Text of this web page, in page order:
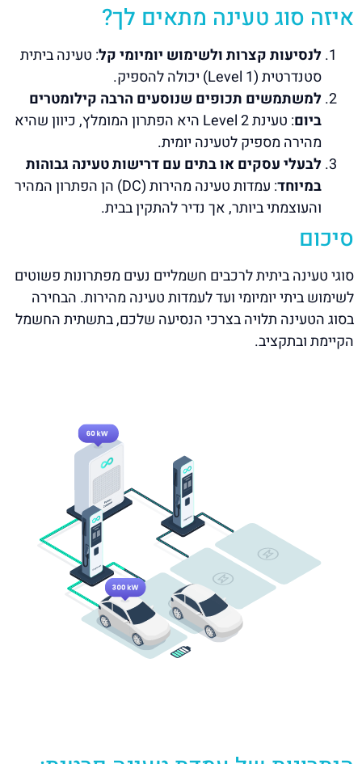
איזה סוג טעינה מתאים לך?
לנסיעות קצרות ולשימוש יומיומי קל: טעינה ביתית
סטנדרטית (Level 1) יכולה להספיק.
למשתמשים תכופים שנוסעים הרבה קילומטרים
ביום
: טעינת Level 2 היא הפתרון המומלץ, כיוון שהיא
מהירה מספיק לטעינה יומית.
לבעלי עסקים או בתים עם דרישות טעינה גבוהות
במיוחד
: עמדות טעינה מהירות (DC) הן הפתרון המהיר
והעוצמתי ביותר, אך נדיר להתקין בבית.
סיכום
סוגי טעינה ביתית לרכבים חשמליים נעים מפתרונות פשוטים
לשימוש ביתי יומיומי ועד לעמדות טעינה מהירות. הבחירה
בסוג הטעינה תלויה בצרכי הנסיעה שלכם, בתשתית החשמל
הקיימת ובתקציב.